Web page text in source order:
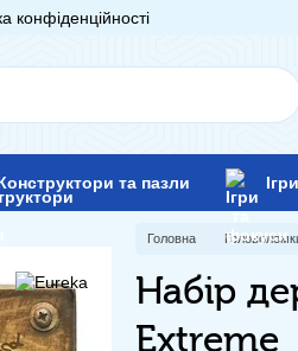
конфіденційності
та пазли
Головна
Набір
Extreme